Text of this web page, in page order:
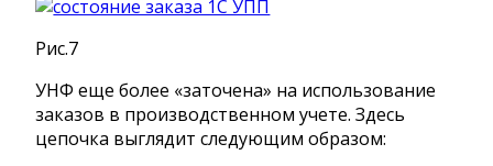
Рис.7
УНФ еще более «заточена» на использование
заказов в производственном учете. Здесь
цепочка выглядит следующим образом: